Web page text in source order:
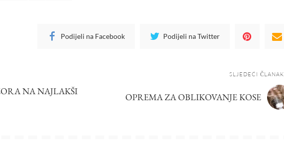
Podijeli na Facebook Podijeli na Twitter
NA NAJLAKŠI
SLJEDEĆI ČLANAK
OPREMA ZA OBLIKOVANJE KOSE